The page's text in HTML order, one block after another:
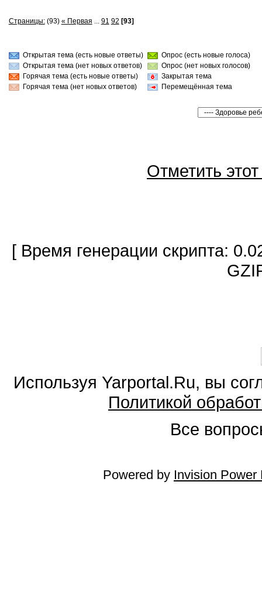
Страницы:(93) « Первая ... 91 92 [93]
Открытая тема (есть новые ответы)
Открытая тема (нет новых ответов)
Горячая тема (есть новые ответы)
Горячая тема (нет новых ответов)
Опрос (есть новые голоса)
Опрос (нет новых голосов)
Закрытая тема
Перемещённая тема
Отметить
[ Время генерации скрипта:
Используя Yarportal.Ru, вы
Политикой
Все
Powered by Invision Power